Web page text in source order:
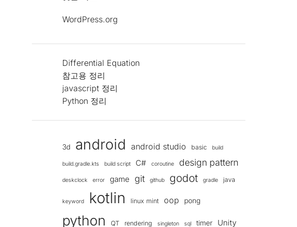
WordPress.org
Differential Equation
참고용 정리
javascript 정리
Python 정리
3d android android studio basic build
build.gradle.kts build script C# coroutine design pattern
deskclock error game git github godot gradle java
keyword kotlin linux mint oop pong
python QT rendering singleton sql timer Unity